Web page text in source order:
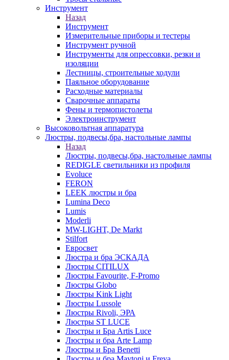
Инструмент
Назад
Инструмент
Измерительные приборы и тестеры
Инструмент ручной
Инструменты для опрессовки, резки и
изоляции
Лестницы, строительные ходули
Паяльное оборудование
Расходные материалы
Сварочные аппараты
Фены и термопистолеты
Электроинструмент
Высоковольтная аппаратура
Люстры, подвесы,бра, настольные лампы
Назад
Люстры, подвесы,бра, настольные лампы
REDIGLE светильники из профиля
Evoluce
FERON
LEEK люстры и бра
Lumina Deco
Lumis
Moderli
MW-LIGHT, De Markt
Stilfort
Евросвет
Люстра и бра ЭСКАДА
Люстры CITILUX
Люстры Favourite, F-Promo
Люстры Globo
Люстры Kink Light
Люстры Lussole
Люстры Rivoli, ЭРА
Люстры ST LUCE
Люстры и Бра Artis Luce
Люстры и бра Arte Lamp
Люстры и Бра Benetti